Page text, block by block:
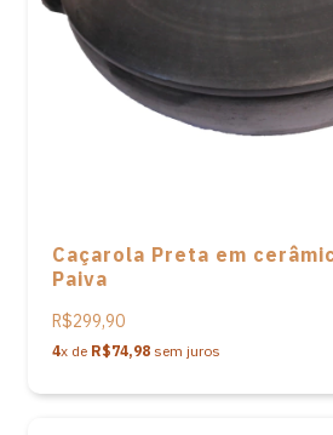
Caçarola Preta em
Paiva
R$299,90
4x de R$74,98 sem juros